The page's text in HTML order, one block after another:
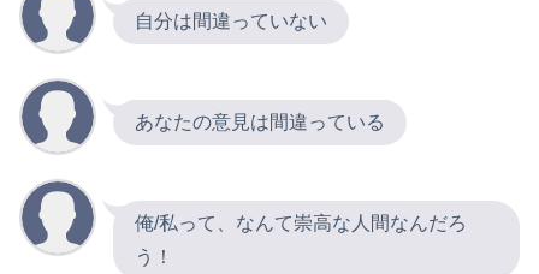
自分は間違っていない
あなたの意見は間違っている
俺/私って、なんて崇高な人間なんだろ
う！